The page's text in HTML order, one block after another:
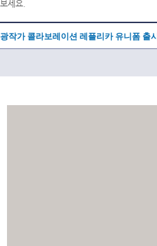
세요.
작가 콜라보레이션 레플리카 유니폼 출시